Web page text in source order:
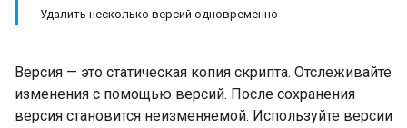
Удалить несколько версий одновременно
Версия — это статическая копия скрипта. Отслеживайте
изменения с помощью версий. После сохранения
версия становится неизменяемой. Используйте версии